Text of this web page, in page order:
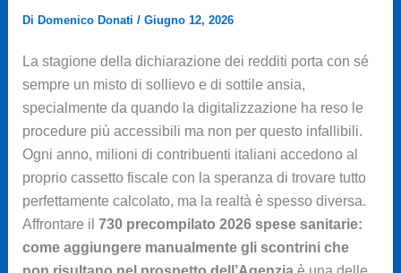
Di Domenico Donati / Giugno 12, 2026
La stagione della dichiarazione dei redditi porta con sé
sempre un misto di sollievo e di sottile ansia,
specialmente da quando la digitalizzazione ha reso le
procedure più accessibili ma non per questo infallibili.
Ogni anno, milioni di contribuenti italiani accedono al
proprio cassetto fiscale con la speranza di trovare tutto
perfettamente calcolato, ma la realtà è spesso diversa.
Affrontare il 730 precompilato 2026 spese sanitarie:
come aggiungere manualmente gli scontrini che